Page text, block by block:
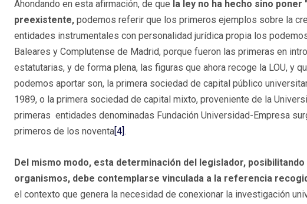
Ahondando en esta afirmación, de que la ley no ha hecho sino
preexistente, podemos referir que los primeros ejemplos sobre la
entidades instrumentales con personalidad jurídica propia los
Baleares y Complutense de Madrid, porque fueron las primeras en
estatutarias, y de forma plena, las figuras que ahora recoge la LOU, y
podemos aportar son, la primera sociedad de capital público
1989, o la primera sociedad de capital mixto, proveniente de la
primeras entidades denominadas Fundación Universidad-Empresa
primeros de los noventa [4] .
Del mismo modo, esta determinación del legislador,
organismos, debe contemplarse vinculada a la referencia
el contexto que genera la necesidad de conexionar la investigación